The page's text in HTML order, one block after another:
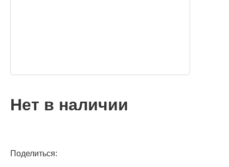
Нет в наличии
Поделиться: